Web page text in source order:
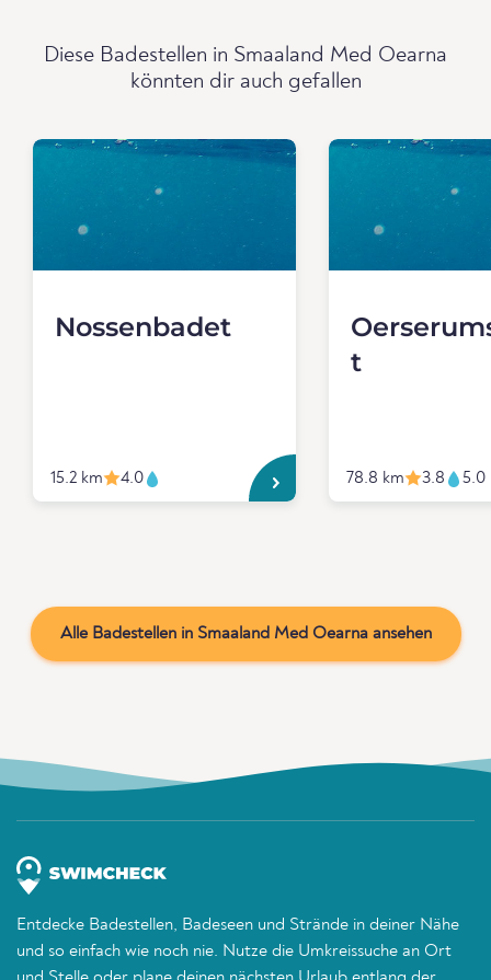
Diese Badestellen in Smaaland Med Oearna
könnten dir auch gefallen
Nossenbadet
15.2 km 4.0
t
78.8 km 3.8 5.0
Alle Badestellen in Smaaland Med Oearna ansehen
Entdecke Badestellen, Badeseen und Strände in deiner Nähe
und so einfach wie noch nie. Nutze die Umkreissuche an Ort